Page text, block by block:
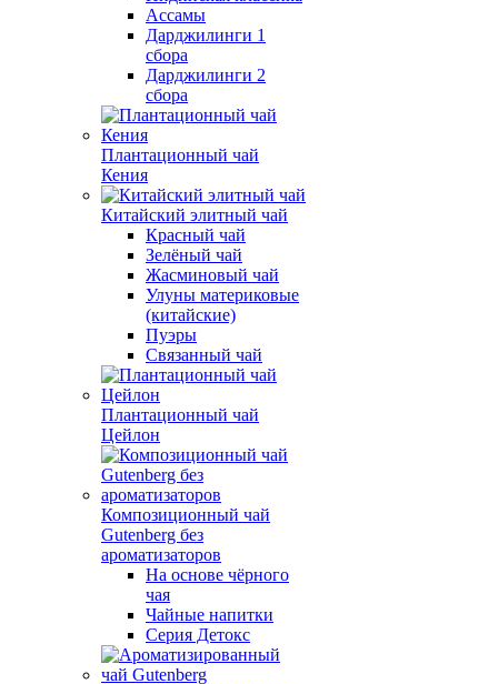
Ассамы
Дарджилинги 1
сбора
Дарджилинги 2
сбора
Плантационный чай
Кения
Китайский элитный чай
Красный чай
Зелёный чай
Жасминовый чай
Улуны материковые
(китайские)
Пуэры
Связанный чай
Плантационный чай
Цейлон
Композиционный чай
Gutenberg без
ароматизаторов
На основе чёрного
чая
Чайные напитки
Серия Детокс